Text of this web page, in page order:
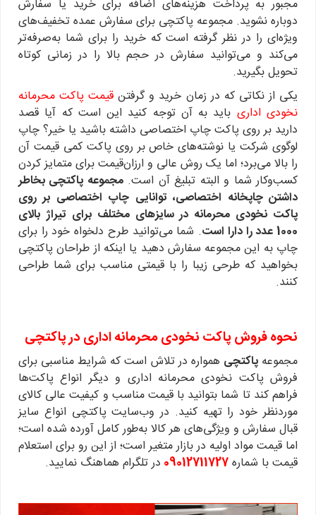
مجبور به پرداخت هزینه‌های اضافه برای خرید یا سفارش
دوباره نشوید. مجموعه پاکتچی برای سفارش عمده تخفیف‌های
ویژه‌ای را در نظر گرفته است که خرید را برای شما به‌صرفه‌تر
می‌کند و می‌توانید سفارش در حجم بالا را در زمانی کوتاه
تحویل بگیرید.
یکی از نکاتی که در زمان خرید و گرفتن قیمت پاکت محرمانه
نخودی اداری باید به آن توجه کنید این است که آیا قصد
دارید بر روی پاکت چاپ اختصاصی داشته باشید یا خیر؟ چاپ
لوگوی شرکت یا نوشته‌های خاص بر روی پاکت کمی قیمت آن
را بالا می‌برد؛ اما یک روش عالی و ارزان‌قیمت برای متمایز کردن
کسب‌وکار شما و البته تبلیغ آن است.مجموعه پاکتچی بخاطر
داشتن چاپخانه اختصاصی، توانایی چاپ اختصاصی بر روی
پاکت نخودی محرمانه در سایزهای مختلف برای تیراژ بالای
1000 عدد را دارا است
. شما می‌توانید طرح دلخواه خود را برای
چاپ به این مجموعه سفارش دهید یا اینکه از طراحان پاکتچی
بخواهید که طرحی زیبا را با قیمتی مناسب برای شما طراحی
کنند.
نحوه فروش پاکت نخودی محرمانه اداری در پاکتچی
مجموعهپاکتچی همواره در تلاش است که شرایط مناسبی برای
فروش پاکت نخودی محرمانه اداری و دیگر انواع پاکت‌ها
فراهم کند تا شما بتوانید با قیمت مناسب و کیفیت عالی کالای
موردنظر خود را تهیه کنید. در وب‌سایت پاکتچی انواع سایز
قبال سفارش و ویژگی‌های هر کالا به‌طور کامل آورده شده است؛
اما قیمت مواد اولیه در بازار متغیر است؛ از این رو برای استعلام
قیمت با شماره09012711727 در تلگرام هماهنگ نمایید.